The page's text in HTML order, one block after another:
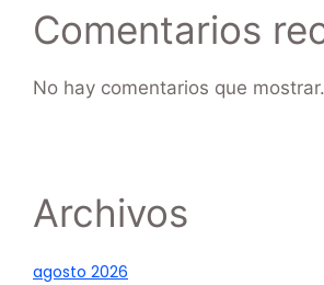
Comentarios
No hay comentarios que mostrar.
Archivos
agosto 2026